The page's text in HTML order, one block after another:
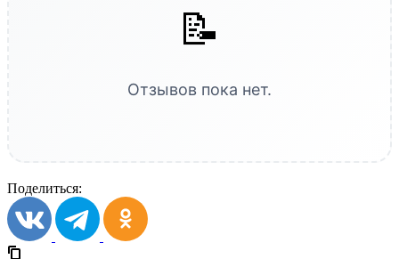
📝
Отзывов пока нет.
Поделиться: